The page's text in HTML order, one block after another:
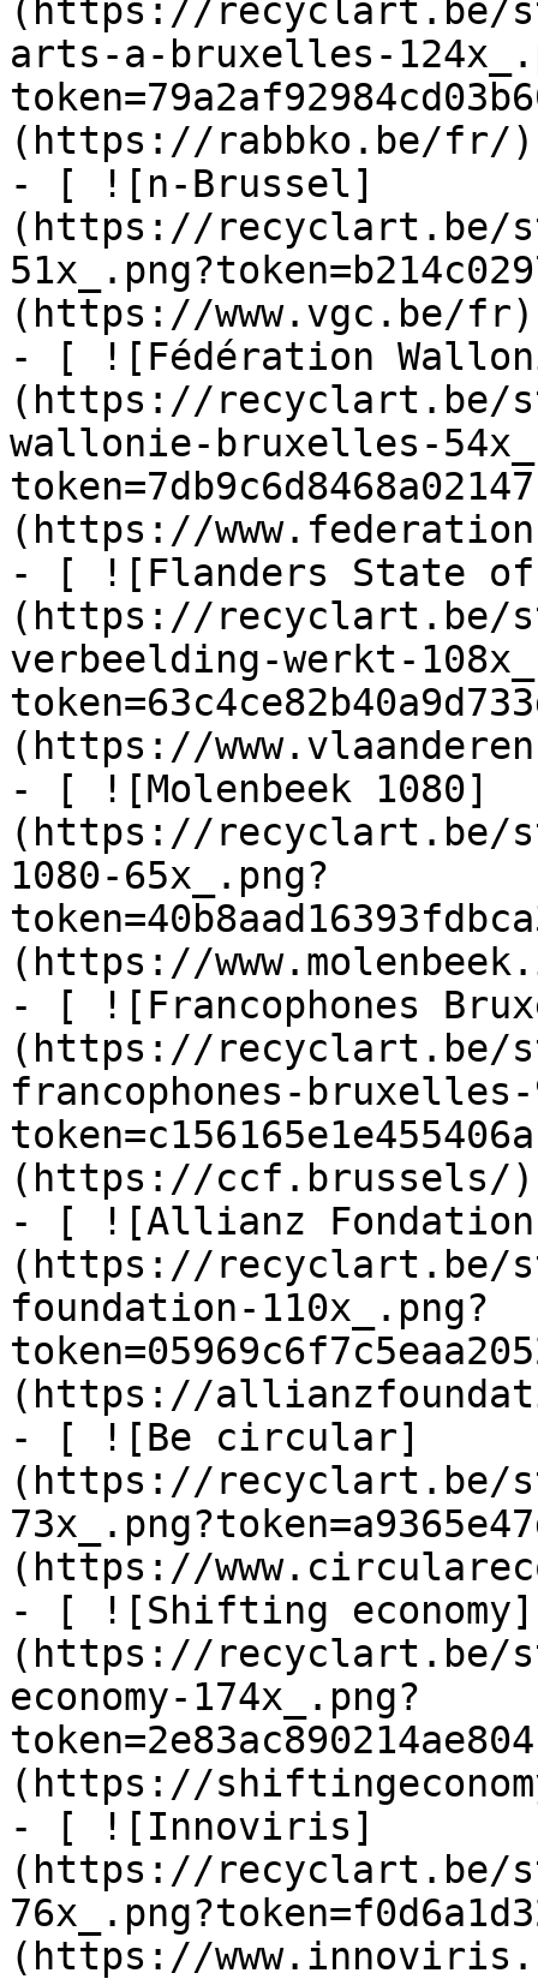
(https://recyclart.be/
arts-a-bruxelles-
(https://rabbko.be/fr/)
- [ ![n-Brussel]
(https://recyclart.be/
(https://www.vgc.be/fr)
- [ ![Fédération
(https://recyclart.be/
wallonie-bruxelles-
(https://
- [ ![Flanders State
(https://recyclart.be/
verbeelding-werkt-
(https://
- [ ![Molenbeek 1080]
(https://recyclart.be/
1080-65x_.png?
(https://
- [ ![Francophones
(https://recyclart.be/
francophones-bruxelles-
(https://ccf.brussels/)
- [ ![Allianz
(https://recyclart.be/
foundation-110x_.png?
(https://
- [ ![Be circular]
(https://recyclart.be/
(https://
- [ ![Shifting economy]
(https://recyclart.be/
economy-174x_.png?
(https://
- [ ![Innoviris]
(https://recyclart.be/
(https://